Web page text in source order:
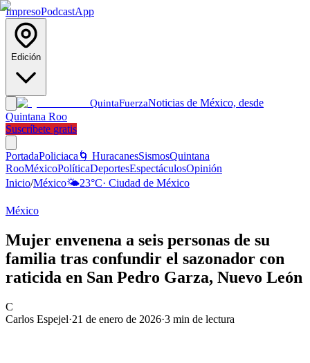
ImpresoPodcastApp
Edición
QuintaFuerzaNoticias de México, desde
Quintana Roo
Suscríbete gratis
PortadaPoliciaca 🌀 HuracanesSismosQuintana
RooMéxicoPolíticaDeportesEspectáculosOpinión
Inicio/México🌤️23°C· Ciudad de México
México
Mujer envenena a seis personas de su
familia tras confundir el sazonador con
raticida en San Pedro Garza, Nuevo León
C
Carlos Espejel·21 de enero de 2026·3 min de lectura